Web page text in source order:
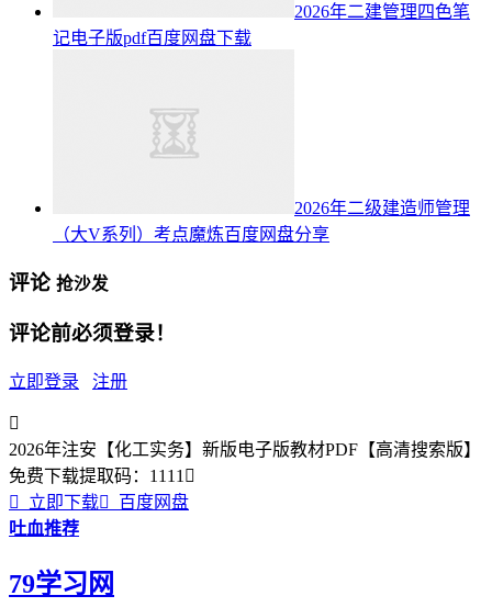
2026年二建管理四色笔
记电子版pdf百度网盘下载
2026年二级建造师管理
（大V系列）考点魔炼百度网盘分享
评论 抢沙发
评论前必须登录！
立即登录 注册

2026年注安【化工实务】新版电子版教材PDF【高清搜索版】
免费下载提取码： 1111 

立即下载
百度网盘
吐血推荐
79学习网